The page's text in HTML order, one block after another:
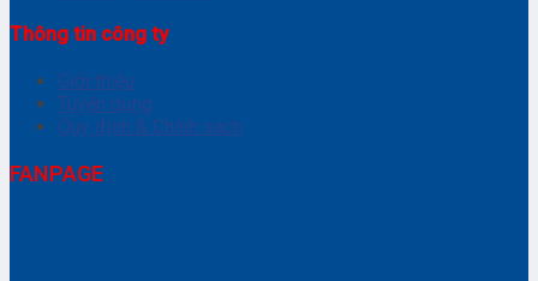
Thông tin công ty
Giới thiệu
Tuyển dụng
Quy định & Chính sách
FANPAGE